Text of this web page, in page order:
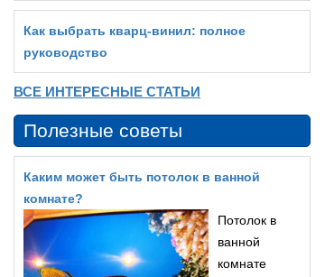
Как выбрать кварц‑винил: полное
руководство
ВСЕ ИНТЕРЕСНЫЕ СТАТЬИ
Полезные советы
Каким может быть потолок в ванной
комнате?
Потолок в
ванной
комнате